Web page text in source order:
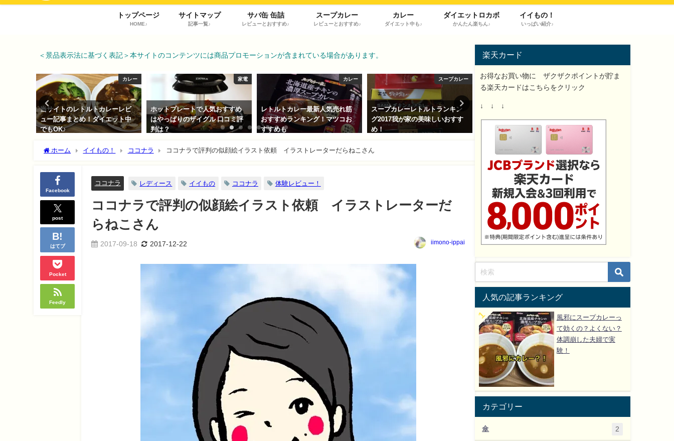
トップページ
HOME♪
サイトマップ
記事一覧♪
サバ缶 缶詰
レビューとおすすめ♪
スープカレー
レビューとおすすめ♪
カレー
ダイエット中も♪
ダイエットロカボ
かんたん楽ちん♪
イイもの！
いっぱい紹介♪
＜景品表示法に基づく表記＞本サイトのコンテンツには商品プロモーションが含まれている場合があります。
家電
ホットプレートで人気おすすめ
はやっぱりのザイグル 口コミ評
判は？
カレー
レトルトカレー最新人気売れ筋
おすすめランキング！マツコお
すすめも
スープカレー
スープカレーレトルトランキン
グ2017我が家の美味しいおすす
め！
スープカレー
スープカレーレトルト人気の北
海道札幌ぼーのレビューおすす
めは何味？
スープカレー
スープカレーのレトルト美味し
い簡単アレンジレシピ発見！絶
品過ぎ！
ロマオイル鼻喉目にもおす
ホーム イイもの！ ココナラ ココナラで評判の似顔絵イラスト依頼 イラストレーターだらねこさん
Facebook
post
はてブ
Pocket
Feedly
ココナラ レディース イイもの ココナラ 体験レビュー！
ココナラで評判の似顔絵イラスト依頼 イラストレーターだ
らねこさん
2017-09-18 2017-12-22 iimono-ippai
楽天カード
お得なお買い物に ザクザクポイントが貯ま
る楽天カードはこちらをクリック
↓ ↓ ↓
人気の記事ランキング
風邪にスープカレーっ
て効くの？よくない？
体調崩した夫婦で実
験！
カテゴリー
傘 2